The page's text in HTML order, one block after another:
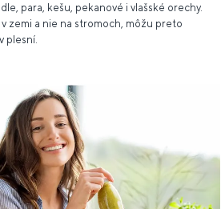
para, kešu, pekanové i vlašské orechy.
zemi a nie na stromoch, môžu preto
plesní.